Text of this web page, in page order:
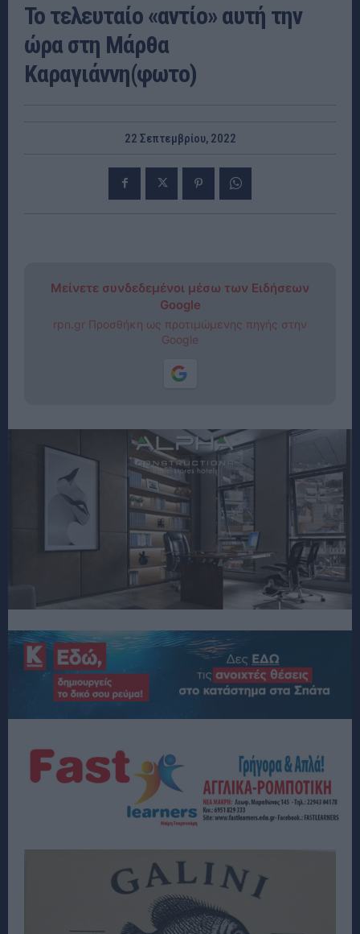
Το τελευταίο «αντίο» αυτή την
ώρα στη Μάρθα
Καραγιάννη(φωτο)
22 Σεπτεμβρίου, 2022
Μείνετε συνδεδεμένοι μέσω των Ειδήσεων
Google
rpn.gr Προσθήκη ως προτιμώμενης πηγής στην
Google